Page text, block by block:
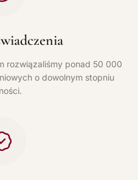
rozwiązaliśmy ponad 50 000
o dowolnym stopniu